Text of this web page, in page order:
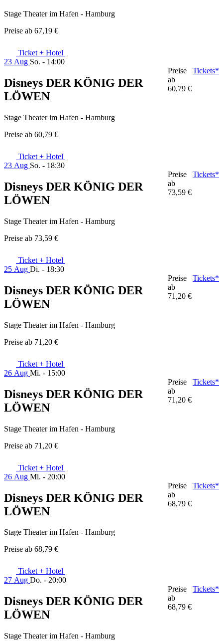
Stage Theater im Hafen - Hamburg
Preise ab 67,19 €
Ticket + Hotel
23 Aug So. - 14:00
Disneys DER KÖNIG DER
LÖWEN
Stage Theater im Hafen - Hamburg
Preise ab 60,79 €
Preise
ab
60,79 €
Tickets*
Ticket + Hotel
23 Aug So. - 18:30
Disneys DER KÖNIG DER
LÖWEN
Stage Theater im Hafen - Hamburg
Preise ab 73,59 €
Preise
ab
73,59 €
Tickets*
Ticket + Hotel
25 Aug Di. - 18:30
Disneys DER KÖNIG DER
LÖWEN
Stage Theater im Hafen - Hamburg
Preise ab 71,20 €
Preise
ab
71,20 €
Tickets*
Ticket + Hotel
26 Aug Mi. - 15:00
Disneys DER KÖNIG DER
LÖWEN
Stage Theater im Hafen - Hamburg
Preise ab 71,20 €
Preise
ab
71,20 €
Tickets*
Ticket + Hotel
26 Aug Mi. - 20:00
Disneys DER KÖNIG DER
LÖWEN
Stage Theater im Hafen - Hamburg
Preise ab 68,79 €
Preise
ab
68,79 €
Tickets*
Ticket + Hotel
27 Aug Do. - 20:00
Disneys DER KÖNIG DER
LÖWEN
Stage Theater im Hafen - Hamburg
Preise
ab
68,79 €
Tickets*